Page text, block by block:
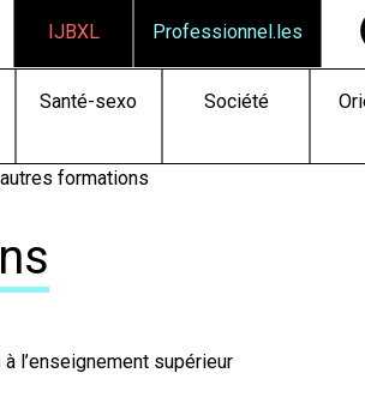
IJBXL Professionnel.les
Santé-sexo Société
formations
l’enseignement supérieur